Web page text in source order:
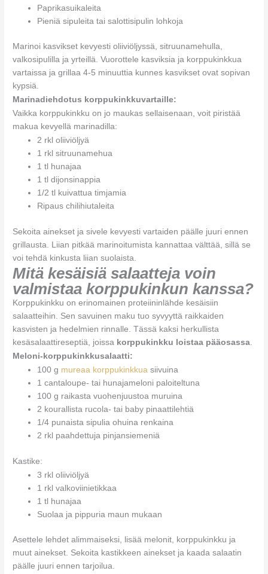
Paprikasuikaleita
Pieniä sipuleita tai salottisipulin lohkoja
Marinoi kasvikset kevyesti oliiviöljyssä, sitruunamehulla,
valkosipulilla ja yrteillä. Vuorottele kasviksia ja korppukinkkua
vartaissa ja grillaa 4-5 minuuttia kunnes kasvikset ovat sopivan
kypsiä.
Marinadiehdotus korppukinkkuvartaille:
Vaikka korppukinkku on jo maukas sellaisenaan, voit piristää
makua kevyellä marinadilla:
2 rkl oliiviöljyä
1 rkl sitruunamehua
1 tl hunajaa
1 tl dijonsinappia
1/2 tl kuivattua timjamia
Ripaus chilihiutaleita
Sekoita ainekset ja sivele kevyesti vartaiden päälle juuri ennen
grillausta. Liian pitkää marinoitumista kannattaa välttää, sillä se
voi tehdä kinkusta liian suolaista.
Mitä kesäisiä salaatteja voin
valmistaa korppukinkun kanssa?
Korppukinkku on erinomainen proteiininlähde kesäisiin
salaatteihin. Sen savuinen maku tuo syvyyttä raikkaiden
kasvisten ja hedelmien rinnalle. Tässä kaksi herkullista
kesäsalaattireseptiä, joissa korppukinkku loistaa pääosassa
Meloni-korppukinkkusalaatti:
100 g mureaa korppukinkkua siivuina
1 cantaloupe- tai hunajameloni paloiteltuna
100 g raikasta vuohenjuustoa muruina
2 kourallista rucola- tai baby pinaattilehtiä
1/4 punaista sipulia ohuina renkaina
2 rkl paahdettuja pinjansiemeniä
Kastike:
3 rkl oliiviöljyä
1 rkl valkoviinietikkaa
1 tl hunajaa
Suolaa ja pippuria maun mukaan
Asettele lehdet alimmaiseksi, lisää melonit, korppukinkku ja
muut ainekset. Sekoita kastikkeen ainekset ja kaada salaatin
päälle juuri ennen tarjoilua.